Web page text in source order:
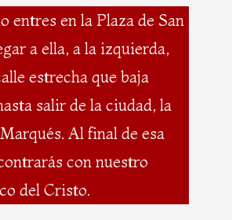
entres en la Plaza de San
a ella, a la izquierda,
estrecha que baja
salir de la ciudad, la
Al final de esa
con nuestro
del Cristo.